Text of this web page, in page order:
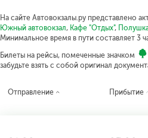
На сайте Автовокзалы.ру представлено
Южный автовокзал, Кафе "Отдых",
Минимальное время в пути составляет 3
Билеты на рейсы, помеченные значком
забудьте взять с собой оригинал
Отправление Прибытие